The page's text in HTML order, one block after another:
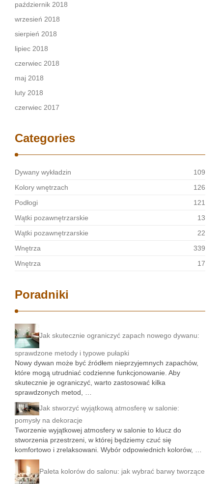
październik 2018
wrzesień 2018
sierpień 2018
lipiec 2018
czerwiec 2018
maj 2018
luty 2018
czerwiec 2017
Categories
Dywany wykładzin
109
Kolory wnętrzach
126
Podłogi
121
Wątki pozawnętrzarskie
13
Wątki pozawnętrzarskie
22
Wnętrza
339
Wnętrza
17
Poradniki
Jak skutecznie ograniczyć zapach nowego dywanu:
sprawdzone metody i typowe pułapki
Nowy dywan może być źródłem nieprzyjemnych zapachów,
które mogą utrudniać codzienne funkcjonowanie. Aby
skutecznie je ograniczyć, warto zastosować kilka
sprawdzonych metod, …
Jak stworzyć wyjątkową atmosferę w salonie:
pomysły na dekoracje
Tworzenie wyjątkowej atmosfery w salonie to klucz do
stworzenia przestrzeni, w której będziemy czuć się
komfortowo i zrelaksowani. Wybór odpowiednich kolorów, …
Paleta kolorów do salonu: jak wybrać barwy tworzące